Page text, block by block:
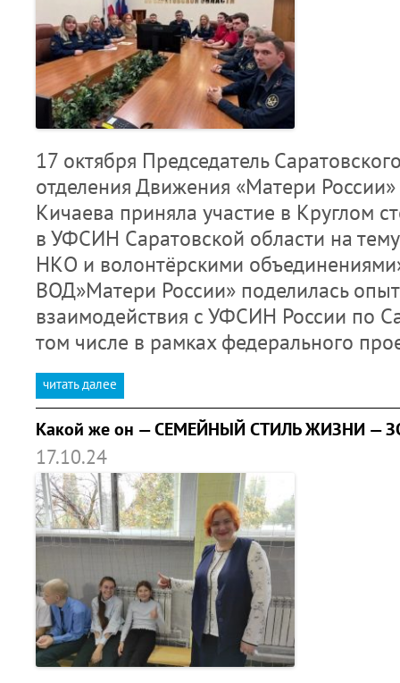
17 октября Председатель
отделения Движения «Матери
Кичаева приняла участие в Круглом
в УФСИН Саратовской области на
НКО и волонтёрскими
ВОД»Матери России» поделилась
взаимодействия с УФСИН России по
том числе в рамках федерального
читать далее
Какой же он — СЕМЕЙНЫЙ СТИЛЬ ЖИЗНИ —
17.10.24